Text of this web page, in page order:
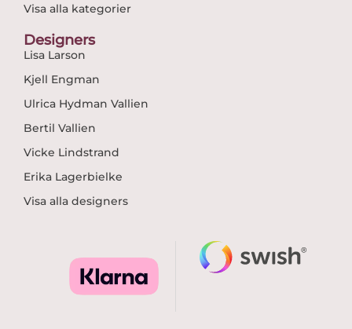
Visa alla kategorier
Designers
Lisa Larson
Kjell Engman
Ulrica Hydman Vallien
Bertil Vallien
Vicke Lindstrand
Erika Lagerbielke
Visa alla designers